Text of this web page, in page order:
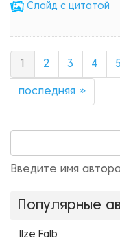
Cлайд с цитатой
2 3 4 5
последняя »
Введите имя
Популярные
Ilze Falb